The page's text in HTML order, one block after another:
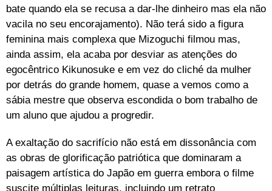
bate quando ela se recusa a dar-lhe dinheiro mas ela não
vacila no seu encorajamento). Não terá sido a figura
feminina mais complexa que Mizoguchi filmou mas,
ainda assim, ela acaba por desviar as atenções do
egocêntrico Kikunosuke e em vez do cliché da mulher
por detrás do grande homem, quase a vemos como a
sábia mestre que observa escondida o bom trabalho de
um aluno que ajudou a progredir.
A exaltação do sacrifício não está em dissonância com
as obras de glorificação patriótica que dominaram a
paisagem artística do Japão em guerra embora o filme
suscite múltiplas leituras, incluindo um retrato